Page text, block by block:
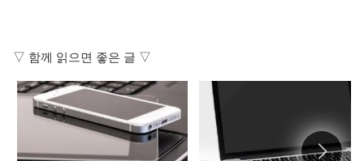
▽ 함께 읽으면 좋은 글 ▽